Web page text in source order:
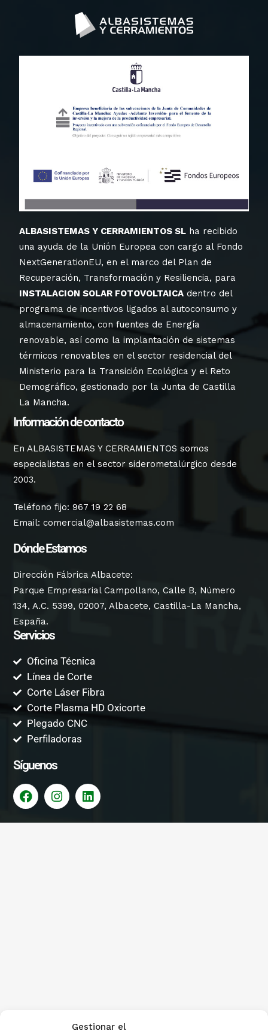
Gestionar el
ALBASISTEMAS Y CERRAMIENTOS SL ha recibido
una ayuda de la Unión Europea con cargo al Fondo
NextGenerationEU, en el marco del Plan de
Recuperación, Transformación y Resiliencia, para
INSTALACION SOLAR FOTOVOLTAICA dentro del
programa de incentivos ligados al autoconsumo y
almacenamiento, con fuentes de Energía
renovable, así como la implantación de sistemas
térmicos renovables en el sector residencial del
Ministerio para la Transición Ecológica y el Reto
Demográfico, gestionado por la Junta de Castilla
La Mancha.
Información de contacto
En ALBASISTEMAS Y CERRAMIENTOS somos
especialistas en el sector siderometalúrgico desde
2003.
Teléfono fijo:967 19 22 68
Email:comercial@albasistemas.com
Dónde Estamos
Dirección Fábrica Albacete:
Parque Empresarial Campollano, Calle B, Número
134, A.C. 5399, 02007, Albacete, Castilla-La Mancha,
España.
Servicios
Oficina Técnica
Línea de Corte
Corte Láser Fibra
Corte Plasma HD Oxicorte
Plegado CNC
Perfiladoras
Síguenos